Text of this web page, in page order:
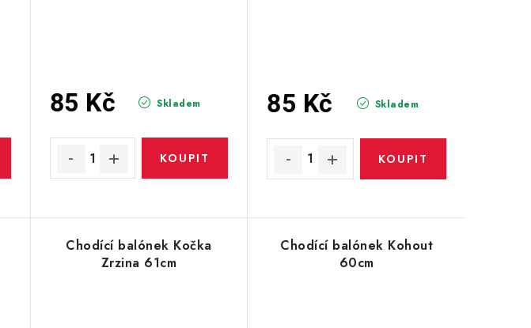
Skladem
85 Kč Skladem
85 Kč
Chodící balónek Kočka
Zrzina 61cm
Chodící balónek Kohout
60cm